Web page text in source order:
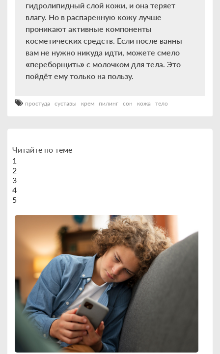
гидролипидный слой кожи, и она теряет
влагу. Но в распаренную кожу лучше
проникают активные компоненты
косметических средств. Если после ванны
вам не нужно никуда идти, можете смело
«переборщить» с молочком для тела. Это
пойдёт ему только на пользу.
простуда суставы крем пилинг сон кожа тело
Читайте по теме
1
2
3
4
5